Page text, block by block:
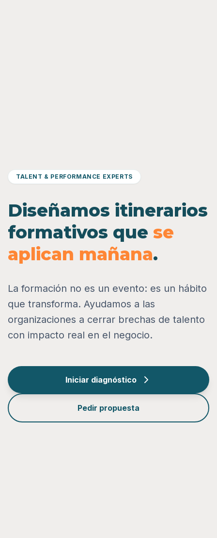
TALENT & PERFORMANCE EXPERTS
Diseñamos itinerarios
formativos que se
aplican mañana.
La formación no es un evento: es un hábito
que transforma. Ayudamos a las
organizaciones a cerrar brechas de talento
con impacto real en el negocio.
Iniciar diagnóstico
Pedir propuesta